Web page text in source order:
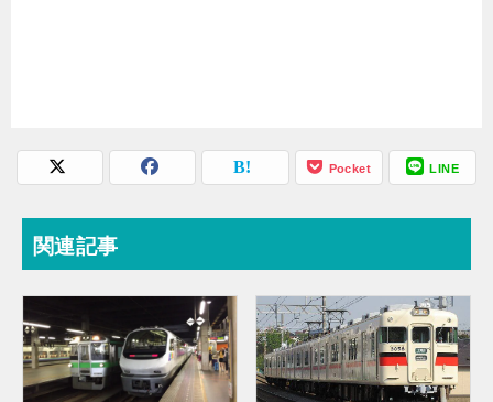
Pocket LINE
関連記事